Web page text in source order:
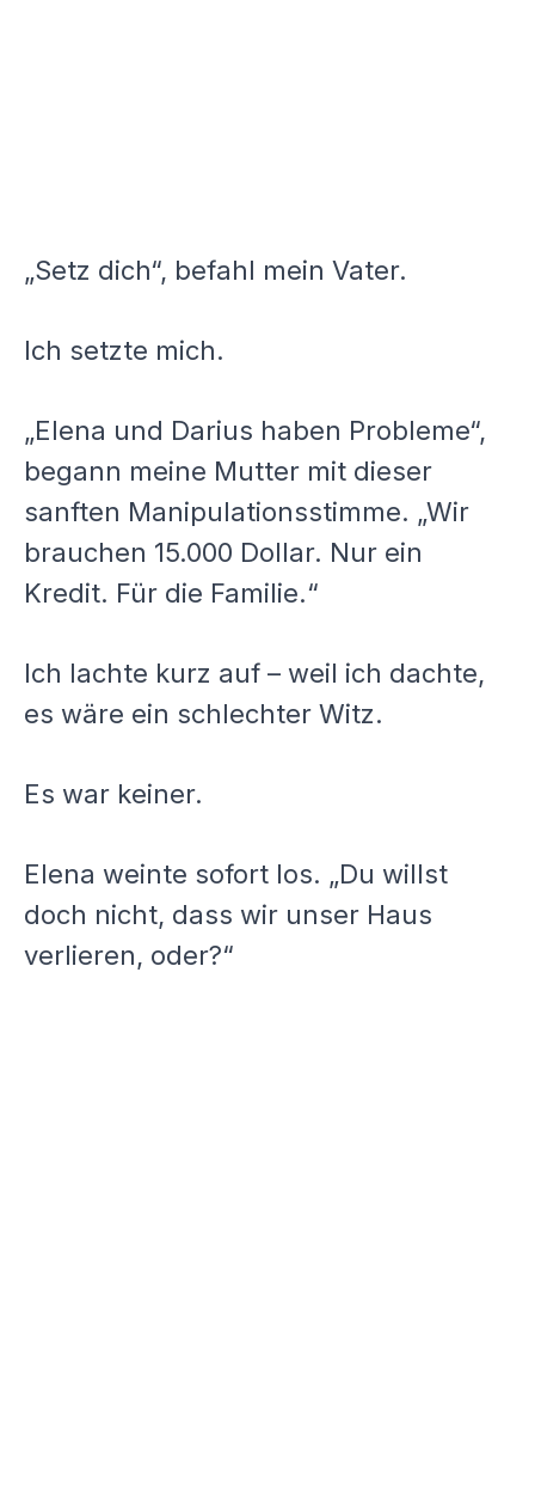
„Setz dich“, befahl mein Vater.
Ich setzte mich.
„Elena und Darius haben Probleme“,
begann meine Mutter mit dieser
sanften Manipulationsstimme. „Wir
brauchen 15.000 Dollar. Nur ein
Kredit. Für die Familie.“
Ich lachte kurz auf – weil ich dachte,
es wäre ein schlechter Witz.
Es war keiner.
Elena weinte sofort los. „Du willst
doch nicht, dass wir unser Haus
verlieren, oder?“